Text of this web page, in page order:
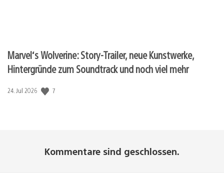
Marvel‘s Wolverine: Story-Trailer, neue Kunstwerke,
Hintergründe zum Soundtrack und noch viel mehr
Veröffentlichungsdatum:
24. Jul 2026 7
Kommentare sind geschlossen.